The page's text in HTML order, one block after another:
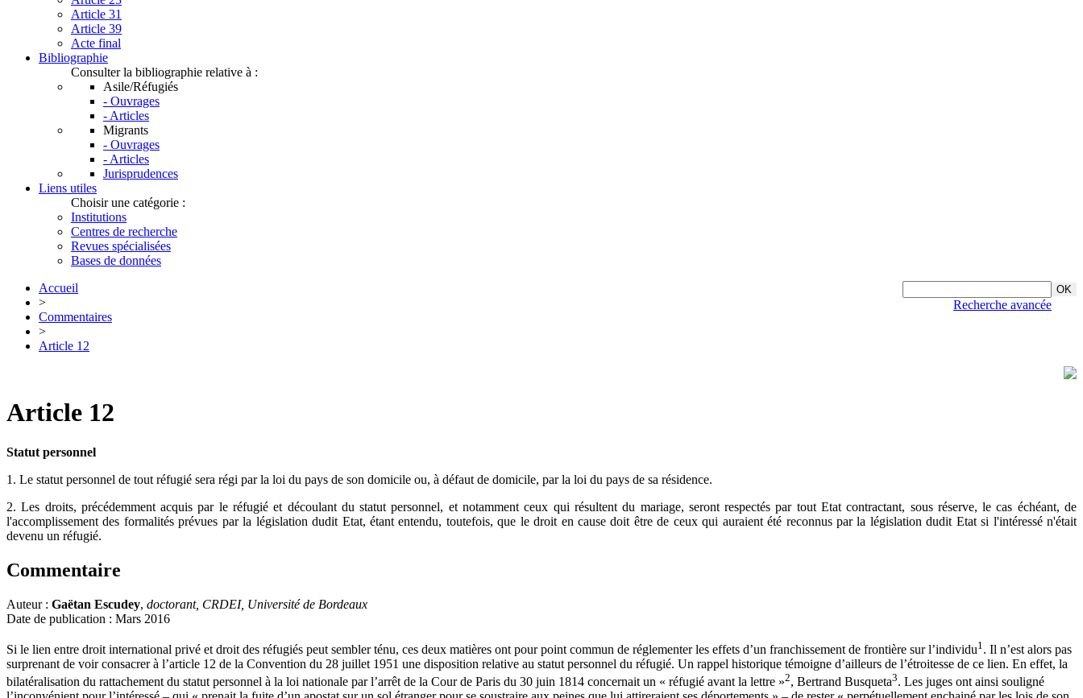
Article 31
Article 39
Acte final
Bibliographie
Consulter la bibliographie relative à :
Asile/Réfugiés
- Ouvrages
- Articles
Migrants
- Ouvrages
- Articles
Jurisprudences
Liens utiles
Choisir une catégorie :
Institutions
Centres de recherche
Revues spécialisées
Bases de données
Recherche avancée
Accueil
>
Commentaires
>
Article 12
Article 12
Statut personnel
1. Le statut personnel de tout réfugié sera régi par la loi du pays de son domicile ou, à défaut de domicile, par la loi du pays de sa résidence.
2. Les droits, précédemment acquis par le réfugié et découlant du statut personnel, et notamment ceux qui résultent du mariage, seront respectés par tout Etat contractant, sous réserve, le cas échéant, de
l'accomplissement des formalités prévues par la législation dudit Etat, étant entendu, toutefois, que le droit en cause doit être de ceux qui auraient été reconnus par la législation dudit Etat si l'intéressé n'était
devenu un réfugié.
Commentaire
Auteur : Gaëtan Escudey, doctorant, CRDEI, Université de Bordeaux
Date de publication : Mars 2016
Si le lien entre droit international privé et droit des réfugiés peut sembler ténu, ces deux matières ont pour point commun de réglementer les effets d’un franchissement de frontière sur l’individu1 . Il n’est alors pas
surprenant de voir consacrer à l’article 12 de la Convention du 28 juillet 1951 une disposition relative au statut personnel du réfugié. Un rappel historique témoigne d’ailleurs de l’étroitesse de ce lien. En effet, la
bilatéralisation du rattachement du statut personnel à la loi nationale par l’arrêt de la Cour de Paris du 30 juin 1814 concernait un « réfugié avant la lettre »2, Bertrand Busqueta3. Les juges ont ainsi souligné